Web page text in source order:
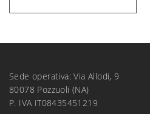
Sede operativa: Via Allodi, 9
80078 Pozzuoli (NA)
P. IVA IT08435451219